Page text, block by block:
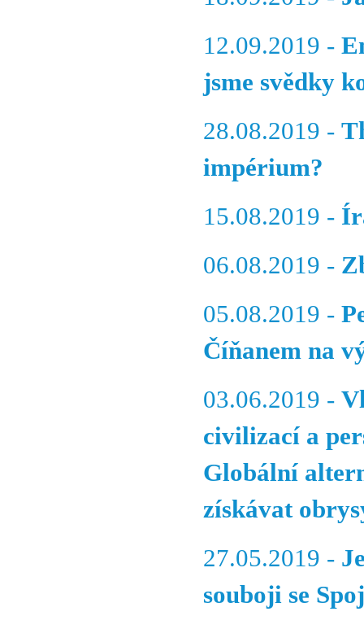
12.09.2019 -
jsme svědky
28.08.2019 -
impérium?
15.08.2019 -
06.08.2019 -
05.08.2019 -
Číňanem na
03.06.2019 -
civilizací a
Globální
získávat
27.05.2019 -
souboji se